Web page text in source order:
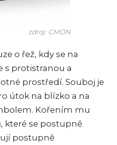
zdroj: CMON
o řež, kdy se na
s protistranou a
prostředí. Souboj je
útok na blízko a na
Kořením mu
které se postupně
postupně